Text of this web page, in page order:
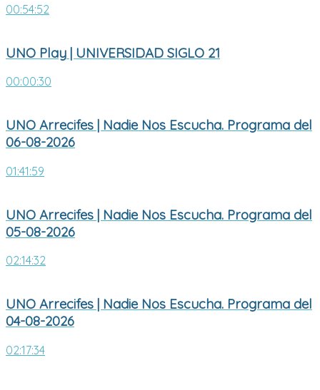
00:54:52
UNO Play | UNIVERSIDAD SIGLO 21
00:00:30
UNO Arrecifes | Nadie Nos Escucha. Programa del
06-08-2026
01:41:59
UNO Arrecifes | Nadie Nos Escucha. Programa del
05-08-2026
02:14:32
UNO Arrecifes | Nadie Nos Escucha. Programa del
04-08-2026
02:17:34